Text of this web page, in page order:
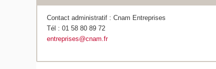
Contact administratif : Cnam Entreprises
Tél : 01 58 80 89 72
entreprises@cnam.fr